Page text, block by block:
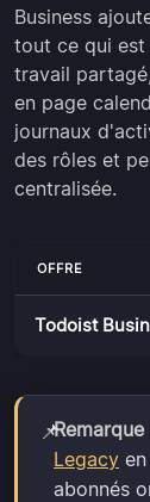
Business
tout ce qui est
travail
en page
journaux
des rôles et
centralisée.
OFFRE
Todoist
📌Remarque
Legacy
abonnés